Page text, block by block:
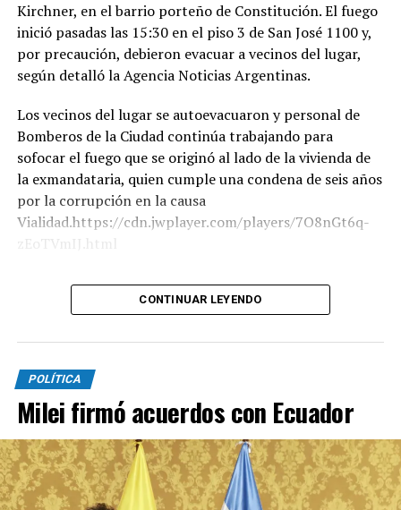
Finalmente, a la madrugada de la Argentina, partía el
vuelo presidencial desde Santiago de Cali con destino a
Buenos Aires.
Kirchner, en el barrio porteño de Constitución. El fuego
inició pasadas las 15:30 en el piso 3 de San José 1100 y,
por precaución, debieron evacuar a vecinos del lugar,
según detalló la Agencia Noticias Argentinas.
Los vecinos del lugar se autoevacuaron y personal de
Bomberos de la Ciudad continúa trabajando para
sofocar el fuego que se originó al lado de la vivienda de
la exmandataria, quien cumple una condena de seis años
por la corrupción en la causa
Vialidad.https://cdn.jwplayer.com/players/7O8nGt6q-
zEoTVmIJ.html
Según trascendió, dos pacientes mayores de edad fueron
derivados al Hospital Penna por inhalación de humo. Por
que "no fue necesario" hacerlo con los residentes de
otras estructuras.
Además, Crescenti afirmó a TN que "el departamento se
incendió por completo" y que “hay una mujer de 57 años
con una crisis nerviosa".
CONTINUAR LEYENDO
POLÍTICA
Milei firmó acuerdos con Ecuador